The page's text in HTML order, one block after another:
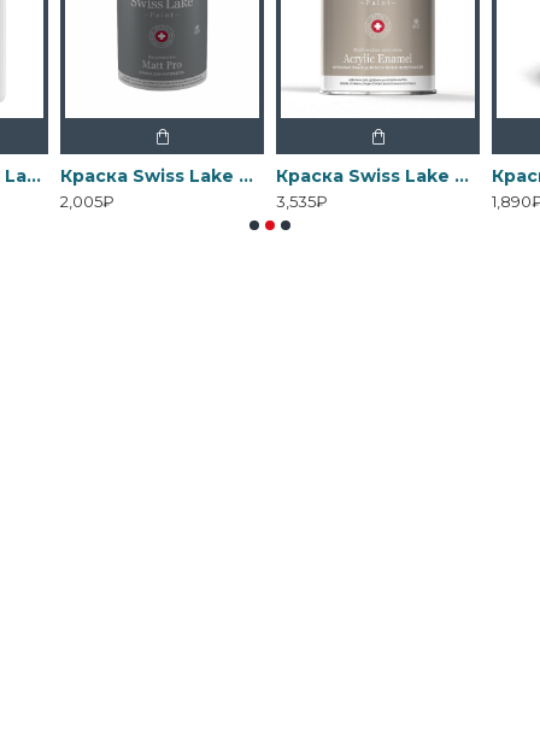
Грунтовка Swiss Lake Wall Control универсальная для стен Краска Swiss Lake Matt Pro - Матовая водно-дисперсионная
2,005₽
Краска Swiss Lake Acrylic Enamel - Эмаль на водной основе для дерева
3,535₽